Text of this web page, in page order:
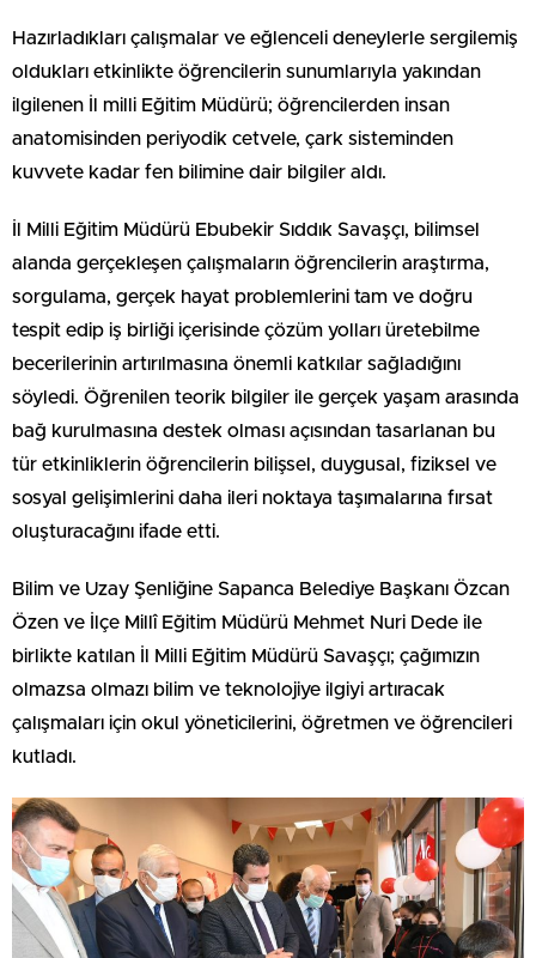
Hazırladıkları çalışmalar ve eğlenceli deneylerle sergilemiş
oldukları etkinlikte öğrencilerin sunumlarıyla yakından
ilgilenen İl milli Eğitim Müdürü; öğrencilerden insan
anatomisinden periyodik cetvele, çark sisteminden
kuvvete kadar fen bilimine dair bilgiler aldı.
İl Milli Eğitim Müdürü Ebubekir Sıddık Savaşçı, bilimsel
alanda gerçekleşen çalışmaların öğrencilerin araştırma,
sorgulama, gerçek hayat problemlerini tam ve doğru
tespit edip iş birliği içerisinde çözüm yolları üretebilme
becerilerinin artırılmasına önemli katkılar sağladığını
söyledi. Öğrenilen teorik bilgiler ile gerçek yaşam arasında
bağ kurulmasına destek olması açısından tasarlanan bu
tür etkinliklerin öğrencilerin bilişsel, duygusal, fiziksel ve
sosyal gelişimlerini daha ileri noktaya taşımalarına fırsat
oluşturacağını ifade etti.
Bilim ve Uzay Şenliğine Sapanca Belediye Başkanı Özcan
Özen ve İlçe Millî Eğitim Müdürü Mehmet Nuri Dede ile
birlikte katılan İl Milli Eğitim Müdürü Savaşçı; çağımızın
olmazsa olmazı bilim ve teknolojiye ilgiyi artıracak
çalışmaları için okul yöneticilerini, öğretmen ve öğrencileri
kutladı.